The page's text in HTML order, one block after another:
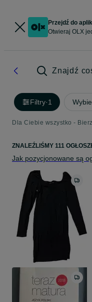
Przejdź do
Otwieraj OLX
Znajdź
Filtry·1
Dla Ciebie wszystko -
ZNALEŹLIŚMY 111
Jak pozycjonowane są